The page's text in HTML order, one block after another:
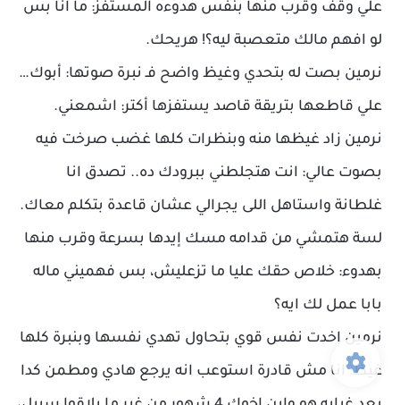
علي وقف وقرب منها بنفس هدوءه المستفز: ما انا بس
لو افهم مالك متعصبة ليه؟! هريحك.
نرمين بصت له بتحدي وغيظ واضح فـ نبرة صوتها: أبوك…
علي قاطعها بتريقة قاصد يستفزها أكتر: اشمعني.
نرمين زاد غيظها منه وبنظرات كلها غضب صرخت فيه
بصوت عالي: انت هتجلطني ببرودك ده.. تصدق انا
غلطانة واستاهل اللى يجرالي عشان قاعدة بتكلم معاك.
لسة هتمشي من قدامه مسك إيدها بسرعة وقرب منها
بهدوء: خلاص حقك عليا ما تزعليش، بس فهميني ماله
بابا عمل لك ايه؟
نرمين اخدت نفس قوي بتحاول تهدي نفسها وبنبرة كلها
غيظ: انا مش قادرة استوعب انه يرجع هادي ومطمن كدا